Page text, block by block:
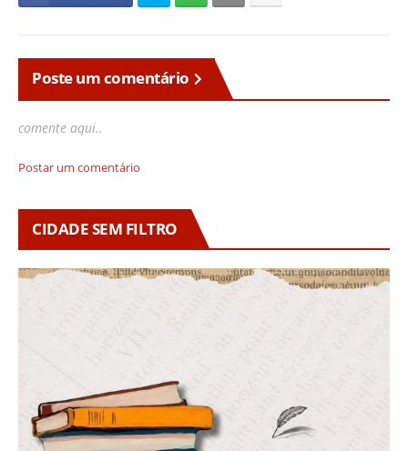
Poste um comentário
comente aqui..
Postar um comentário
CIDADE SEM FILTRO